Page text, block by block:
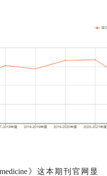
》这本期刊官网显